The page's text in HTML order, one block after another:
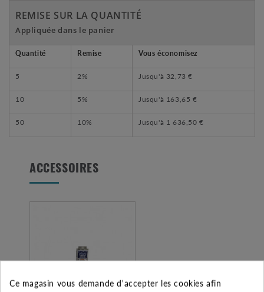
REMISE SUR LA QUANTITÉ
Appliquée dans le panier
Quantité Remise Vous économisez
5 2% Jusqu'à 32,73 €
10 5% Jusqu'à 163,65 €
50 10% Jusqu'à 1 636,50 €
ACCESSOIRES
Ce magasin vous demande d'accepter les cookies afin